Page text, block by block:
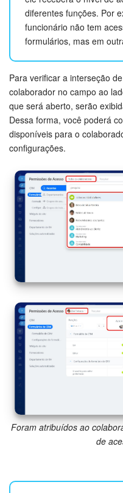
diferentes funções. Por
funcionário não tem
formulários, mas em
Para verificar a interseção
colaborador no campo ao
que será aberto, serão
Dessa forma, você poderá
disponíveis para o
configurações.
Foram atribuídos ao
de